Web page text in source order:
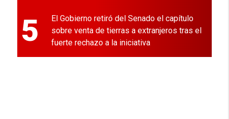
5
El Gobierno retiró del Senado el capítulo
sobre venta de tierras a extranjeros tras el
fuerte rechazo a la iniciativa